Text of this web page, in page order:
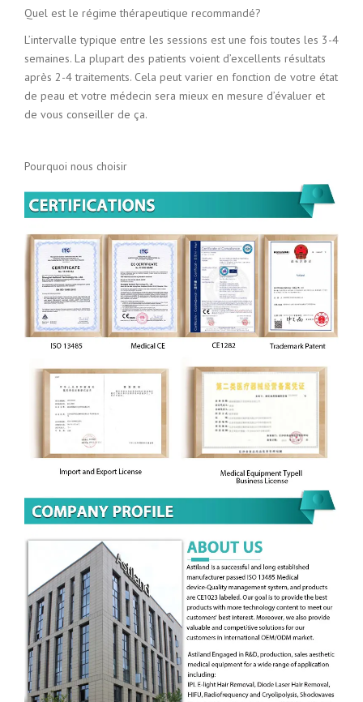
Quel est le régime thérapeutique recommandé?
L’intervalle typique entre les sessions est une fois toutes les 3-4
semaines. La plupart des patients voient d’excellents résultats
après 2-4 traitements. Cela peut varier en fonction de votre état
de peau et votre médecin sera mieux en mesure d’évaluer et
de vous conseiller de ça.
Pourquoi nous choisir